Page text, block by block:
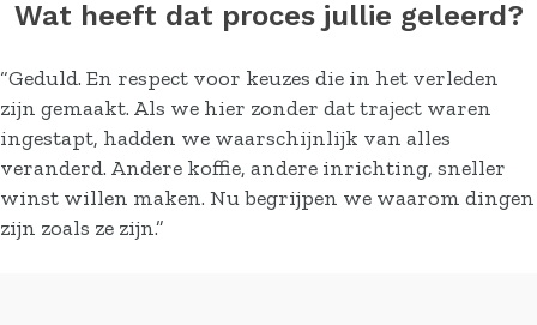
Wat heeft dat proces jullie geleerd?
“Geduld. En respect voor keuzes die in het verleden
zijn gemaakt. Als we hier zonder dat traject waren
ingestapt, hadden we waarschijnlijk van alles
veranderd. Andere koffie, andere inrichting, sneller
winst willen maken. Nu begrijpen we waarom dingen
zijn zoals ze zijn.”